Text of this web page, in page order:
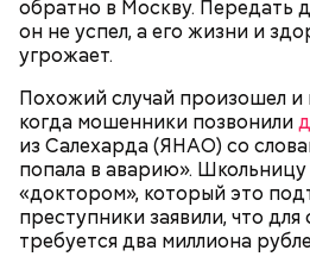
обратно в Москву. Передать
он не успел, а его жизни и
угрожает.
Похожий случай произошел и
когда мошенники позвонили
из Салехарда (ЯНАО) со
попала в аварию». Школьницу
«доктором», который это
преступники заявили, что
требуется два миллиона
Боец дебютировал в
в ноябре 2023 года. Тогда он
азербайджанца Эльгуна
решением судей.
Видео: t.me/fightnightsofficial